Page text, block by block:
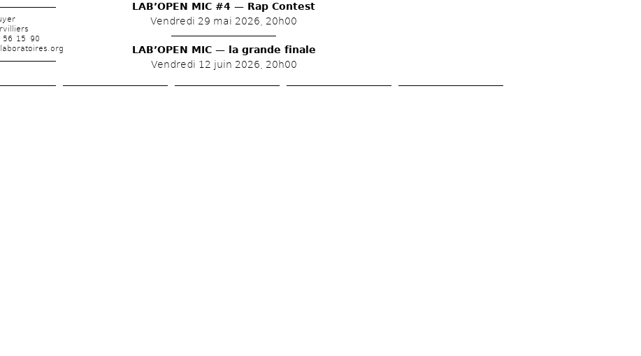
56 15 90
LAB’OPEN MIC #4 — Rap Contest
Vendredi 29 mai 2026, 20h00
LAB’OPEN MIC — la grande finale
Vendredi 12 juin 2026, 20h00